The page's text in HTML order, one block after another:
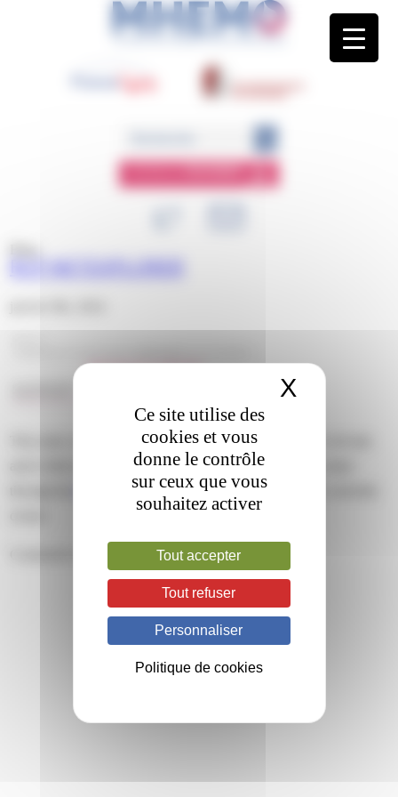
ESPACEMEMBRE
RCP NETEXPLORER
This entry was posted on mardi, janvier 9th, 2024 at 11 h 44 min
and is filed under . You can follow any responses to this entry
feed. Both comments and pings are currently
Panneau de gestion des cookies
Ce site utilise des
cookies et vous
donne le contrôle
sur ceux que vous
souhaitez activer
Tout accepter
Tout refuser
Personnaliser
Politique de cookies
X